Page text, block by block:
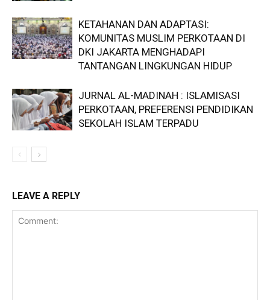
KETAHANAN DAN ADAPTASI:
KOMUNITAS MUSLIM PERKOTAAN DI
DKI JAKARTA MENGHADAPI
TANTANGAN LINGKUNGAN HIDUP
JURNAL AL-MADINAH : ISLAMISASI
PERKOTAAN, PREFERENSI PENDIDIKAN
SEKOLAH ISLAM TERPADU
LEAVE A REPLY